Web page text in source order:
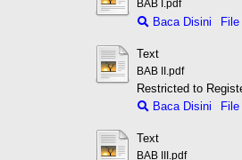
BAB I.pdf
Baca Disini
Text
BAB II.pdf
Restricted to
Baca Disini
Text
BAB III.pdf